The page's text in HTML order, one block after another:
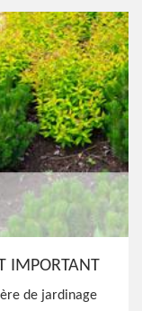
IMPORTANT
de jardinage